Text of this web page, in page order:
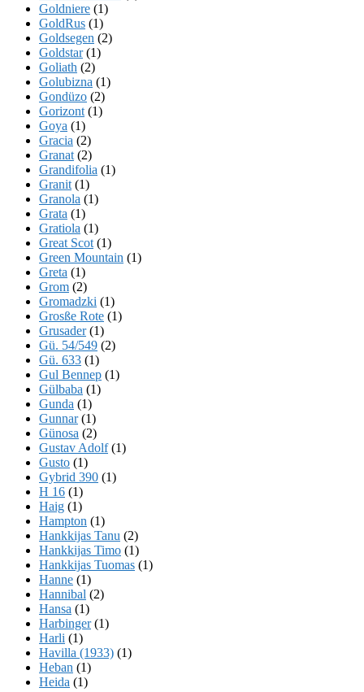
Goldniere (1)
GoldRus (1)
Goldsegen (2)
Goldstar(1)
Goliath (2)
Golubizna (1)
Gondüzo (2)
Gorizont (1)
Goya (1)
Gracia (2)
Granat (2)
Grandifolia (1)
Granit (1)
Granola (1)
Grata (1)
Gratiola (1)
Great Scot (1)
Green Mountain (1)
Greta (1)
Grom (2)
Gromadzki (1)
Grosße Rote (1)
Grusader(1)
Gü. 54/549 (2)
Gü. 633 (1)
Gul Bennep (1)
Gülbaba (1)
Gunda (1)
Gunnar(1)
Günosa (2)
Gustav Adolf(1)
Gusto (1)
Gybrid 390 (1)
H 16 (1)
Haig (1)
Hampton (1)
Hankkijas Tanu (2)
Hankkijas Timo (1)
Hankkijas Tuomas (1)
Hanne (1)
Hannibal (2)
Hansa (1)
Harbinger(1)
Harli (1)
Havilla (1933) (1)
Heban (1)
Heida (1)